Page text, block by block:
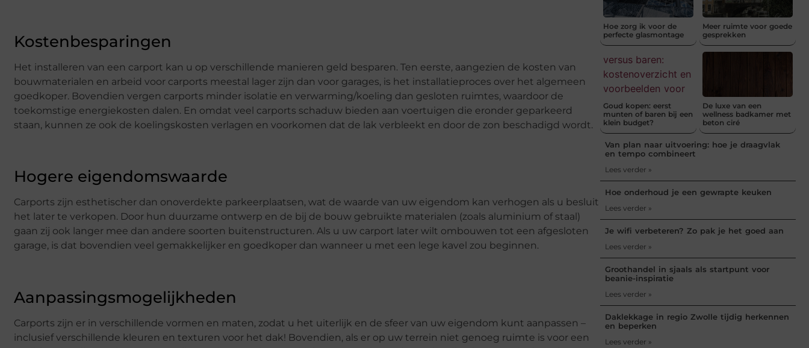
Kostenbesparingen
Het installeren van een carport kan u op verschillende manieren geld besparen. Ten eerste, aangezien de kosten van
bouwmaterialen en arbeid voor carports meestal lager zijn dan voor garages, is het installatieproces over het algemeen
goedkoper. Bovendien vergen carports minder isolatie en verwarming/koeling dan gesloten ruimtes, waardoor de
toekomstige energiekosten dalen. En omdat veel carports schaduw bieden aan voertuigen die eronder geparkeerd
staan, kunnen ze ook de koelingskosten verlagen en voorkomen dat de lak verbleekt en door de zon beschadigd wordt.
Hogere eigendomswaarde
Carports zijn esthetischer dan onoverdekte parkeerplaatsen, wat de waarde van uw eigendom kan verhogen als u besluit
het later te verkopen. Door hun duurzame ontwerp en de bij de bouw gebruikte materialen (zoals aluminium of staal)
gaan zij ook langer mee dan andere soorten buitenstructuren. Als u uw carport later wilt ombouwen tot een afgesloten
garage, is dat bovendien veel gemakkelijker en goedkoper dan wanneer u met een lege kavel zou beginnen.
Aanpassingsmogelijkheden
Carports zijn er in verschillende vormen en maten, zodat u het uiterlijk en de sfeer van uw eigendom kunt aanpassen –
inclusief verschillende kleuren en texturen voor het dak! Bovendien, als er op uw terrein niet genoeg ruimte is voor een
Hoe zorg ik voor de
perfecte glasmontage
Meer ruimte voor goede
gesprekken
Goud kopen: eerst
munten of baren bij een
klein budget?
De luxe van een
wellness badkamer met
beton ciré
Van plan naar uitvoering: hoe je draagvlak
en tempo combineert
Lees verder »
Hoe onderhoud je een gewrapte keuken
Lees verder »
Je wifi verbeteren? Zo pak je het goed aan
Lees verder »
Groothandel in sjaals als startpunt voor
beanie-inspiratie
Lees verder »
Daklekkage in regio Zwolle tijdig herkennen
en beperken
Lees verder »